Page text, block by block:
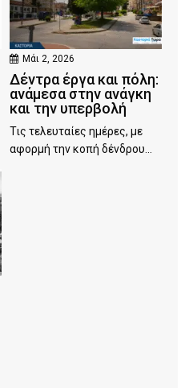
Μάι 2, 2026
Δέντρα έργα και πόλη:
ανάμεσα στην ανάγκη
και την υπερβολή
Τις τελευταίες ημέρες, με
αφορμή την κοπή δένδρου...